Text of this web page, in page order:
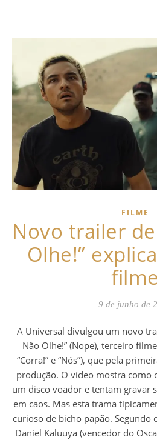
FILME
Novo trailer
Olhe!”
filme
9 de junho de
A Universal divulgou um novo trailer legendado de “Não!
Não Olhe!” (Nope), terceiro
“Corra!” e “Nós”), que pela
produção. O vídeo mostra como
um disco voador e tentam gravar
em caos. Mas esta trama
curioso de bicho papão.
Daniel Kaluuya (vencedor do